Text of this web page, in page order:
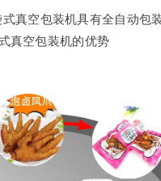
真空包装机具有全自动包
真空包装机的优势